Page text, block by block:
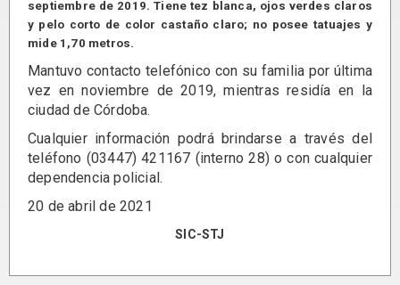
septiembre de 2019. Tiene tez blanca, ojos verdes claros
y pelo corto de color castaño claro; no posee tatuajes y
mide 1,70 metros.
Mantuvo contacto telefónico con su familia por última
vez en noviembre de 2019, mientras residía en la
ciudad de Córdoba.
Cualquier información podrá brindarse a través del
teléfono (03447) 421167 (interno 28) o con cualquier
dependencia policial.
20 de abril de 2021
SIC-STJ